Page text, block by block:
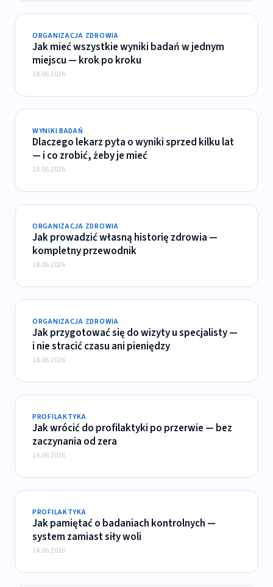
ORGANIZACJA ZDROWIA
Jak mieć wszystkie wyniki badań w jednym
miejscu — krok po kroku
18.06.2026
WYNIKI BADAŃ
Dlaczego lekarz pyta o wyniki sprzed kilku lat
— i co zrobić, żeby je mieć
18.06.2026
ORGANIZACJA ZDROWIA
Jak prowadzić własną historię zdrowia —
kompletny przewodnik
18.06.2026
ORGANIZACJA ZDROWIA
Jak przygotować się do wizyty u specjalisty —
i nie stracić czasu ani pieniędzy
18.06.2026
PROFILAKTYKA
Jak wrócić do profilaktyki po przerwie — bez
zaczynania od zera
14.06.2026
PROFILAKTYKA
Jak pamiętać o badaniach kontrolnych —
system zamiast siły woli
14.06.2026